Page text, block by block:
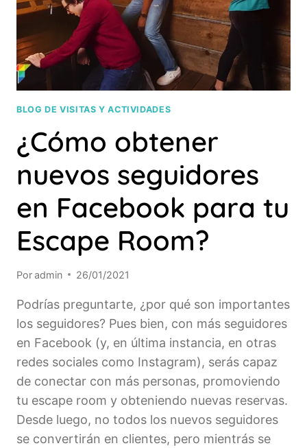
BLOG DE VISITAS Y ACTIVIDADES
¿Cómo obtener
nuevos seguidores
en Facebook para tu
Escape Room?
Poradmin 26/01/2021
Podrías preguntarte, ¿por qué son importantes
los seguidores? Pues bien, con más seguidores
en Facebook (y, en última instancia, en otras
redes sociales como Instagram), serás capaz
de conectar con más personas, promoviendo
tu escape room y obteniendo nuevas reservas.
Desde luego, no todos los nuevos seguidores
se convertirán en clientes, pero mientrás se